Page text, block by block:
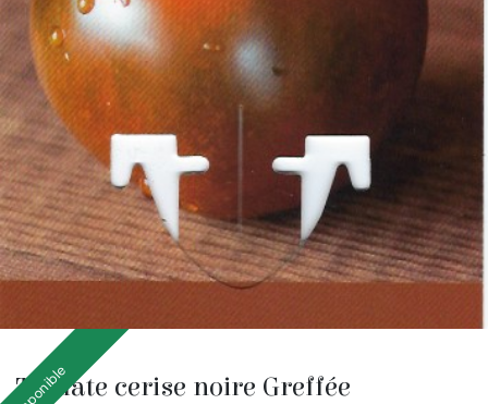
Tomate cerise noire Greffée